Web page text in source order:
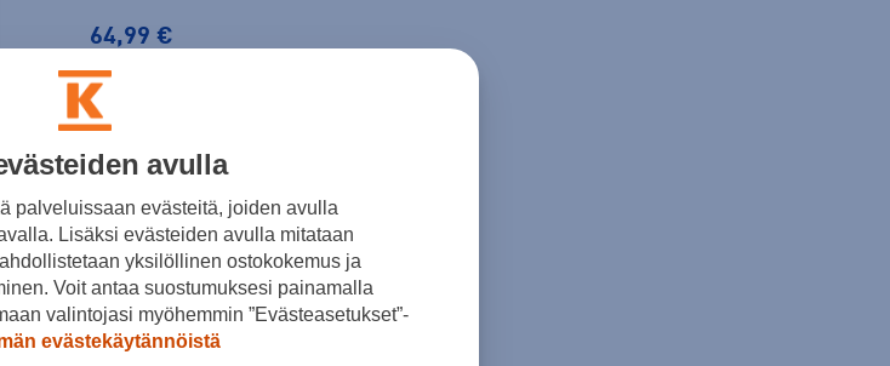
64,99 €
Koko
S L
avulla
palveluissaan evästeitä, joiden avulla
Lisäksi evästeiden avulla mitataan
yksilöllinen ostokokemus ja
Voit antaa suostumuksesi painamalla
valintojasi myöhemmin ”Evästeasetukset”-
evästekäytännöistä